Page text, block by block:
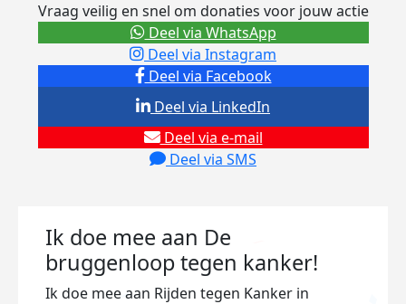
Vraag veilig en snel om donaties voor jouw actie
Deel via Facebook
Deel via Instagram
Deel via e-mail
Deel via SMS
Deel via LinkedIn
Deel via WhatsApp
Ik doe mee aan De
bruggenloop tegen kanker!
Ik doe mee aan Rijden tegen Kanker in